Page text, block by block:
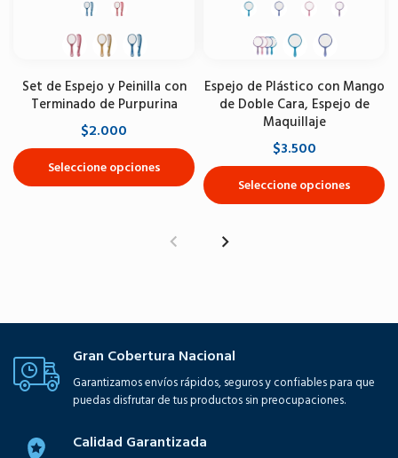
Set de Espejo y Peinilla con
Terminado de Purpurina
$2.000
Seleccione opciones
Espejo de Plástico con Mango
de Doble Cara, Espejo de
Maquillaje
$3.500
Seleccione opciones
Gran Cobertura Nacional
Garantizamos envíos rápidos, seguros y confiables para que
puedas disfrutar de tus productos sin preocupaciones.
Calidad Garantizada